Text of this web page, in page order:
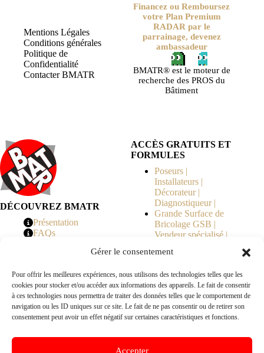
Gérer le consentement
Pour offrir les meilleures expériences, nous utilisons des technologies telles que les
cookies pour stocker et/ou accéder aux informations des appareils. Le fait de consentir
à ces technologies nous permettra de traiter des données telles que le comportement de
navigation ou les ID uniques sur ce site. Le fait de ne pas consentir ou de retirer son
consentement peut avoir un effet négatif sur certaines caractéristiques et fonctions.
Accepter
Mentions Légales
Conditions générales
Politique de
Confidentialité
Contacter BMATR
Financez ou Remboursez
votre Plan Premium
RADAR par le
parrainage, devenez
ambassadeur
BMATR® est le moteur de
recherche des PROS du
Bâtiment
DÉCOUVREZ BMATR
Présentation
FAQs
ACCÈS GRATUITS ET
FORMULES
Poseurs |
Installateurs |
Décorateur |
Diagnostiqueur |
Grande Surface de
Bricolage GSB |
Vendeur spécialisé |
Copropriété | MOE |
en Travaux |
Fabricants | Marque |
© 2026 BMATR® — Tous droits réservés.